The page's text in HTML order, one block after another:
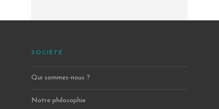
SOCIÉTÉ
Qui sommes-nous ?
Notre philosophie